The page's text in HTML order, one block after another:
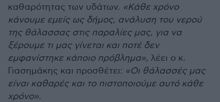
καθαρότητας των υδάτων. «Κάθε χρόνο
κάνουμε εμείς ως δήμος, ανάλυση του νερού
της θάλασσας στις παραλίες μας, για να
ξέρουμε τι μας γίνεται και ποτέ δεν
εμφανίστηκε κάποιο πρόβλημα», λέει ο κ.
Γιασημάκης και προσθέτει: «Οι θάλασσές μας
είναι καθαρές και το πιστοποιούμε αυτό κάθε
χρόνο».